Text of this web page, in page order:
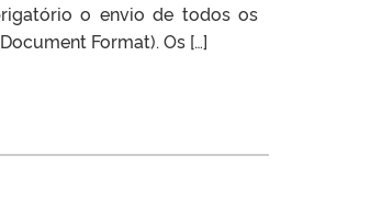
o envio de todos os
Format). Os […]